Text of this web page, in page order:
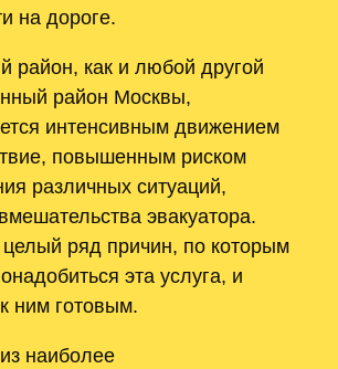
на дороге.
район, как и любой другой
район Москвы,
интенсивным движением
повышенным риском
различных ситуаций,
эвакуатора.
ряд причин, по которым
эта услуга, и
ним готовым.
наиболее